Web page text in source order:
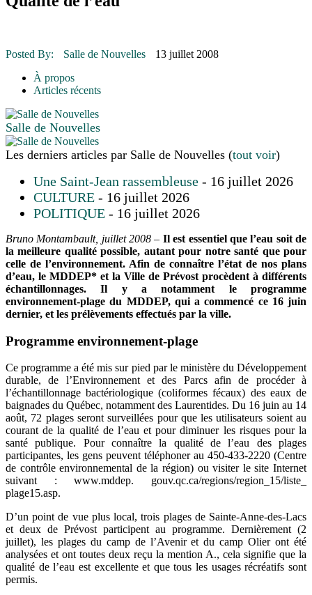
16 juillet 2026 | COMMUNAUTAIRE
Posted By: Salle de Nouvelles
13 juillet 2008
À propos
Articles récents
Salle de Nouvelles
Les derniers articles par Salle de Nouvelles (tout voir)
Une Saint-Jean rassembleuse - 16 juillet 2026
CULTURE - 16 juillet 2026
POLITIQUE - 16 juillet 2026
Bruno Montambault, juillet 2008 – Il est essentiel que l’eau soit de
la meilleure qualité possible, autant pour notre santé que pour
celle de l’environnement. Afin de connaître l’état de nos plans
d’eau, le MDDEP* et la Ville de Prévost procèdent à différents
échantillonnages. Il y a notamment le programme
environnement-plage du MDDEP, qui a commencé ce 16 juin
dernier, et les prélèvements effectués par la ville.
Programme environnement-plage
Ce programme a été mis sur pied par le ministère du Développement
durable, de l’Environnement et des Parcs afin de procéder à
l’échantillonnage bactériologique (coliformes fécaux) des eaux de
baignades du Québec, notamment des Laurentides. Du 16 juin au 14
août, 72 plages seront surveillées pour que les utilisateurs soient au
courant de la qualité de l’eau et pour diminuer les risques pour la
santé publique. Pour connaître la qualité de l’eau des plages
participantes, les gens peuvent téléphoner au 450-433-2220 (Centre
de contrôle environnemental de la région) ou visiter le site Internet
suivant : www.mddep. gouv.qc.ca/regions/region_15/liste_
plage15.asp.
D’un point de vue plus local, trois plages de Sainte-Anne-des-Lacs
et deux de Prévost participent au programme. Dernièrement (2
juillet), les plages du camp de l’Avenir et du camp Olier ont été
analysées et ont toutes deux reçu la mention A., cela signifie que la
qualité de l’eau est excellente et que tous les usages récréatifs sont
permis.